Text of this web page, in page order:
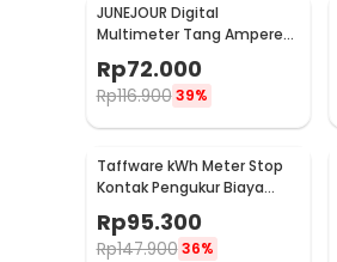
JUNEJOUR Digital
Multimeter Tang Ampere
- DT266
Rp72.000
Rp116.900 39%
Taffware kWh Meter Stop
Kontak Pengukur Biaya
Listrik Rumah - KWE-PM01
Rp95.300
Rp147.900 36%